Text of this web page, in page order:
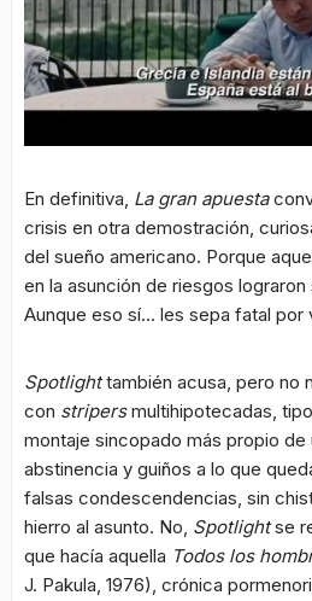
En definitiva, La gran apuesta
crisis en otra demostración,
del sueño americano. Porque
en la asunción de riesgos
Aunque eso sí… les sepa fatal por
Spotlighttambién acusa, pero no
con stripersmultihipotecadas,
montaje sincopado más propio
abstinencia y guiños a lo que
falsas condescendencias, sin
hierro al asunto. No, Spotlightse
que hacía aquella Todos los
J. Pakula, 1976), crónica